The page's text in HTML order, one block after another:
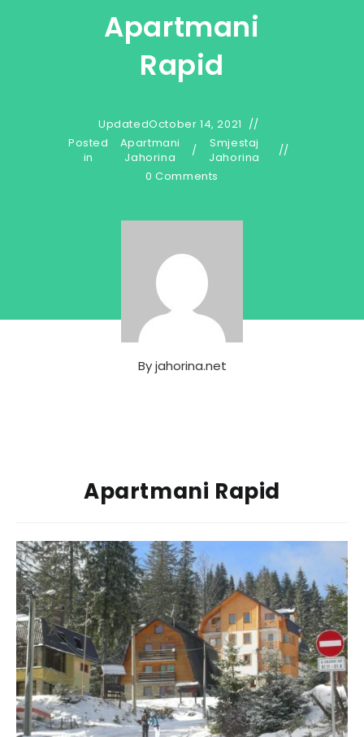
Apartmani
Rapid
UpdatedOctober 14, 2021
Posted
in
Apartmani
Jahorina
/
Smjestaj
Jahorina
0 Comments
Byjahorina.net
Apartmani Rapid